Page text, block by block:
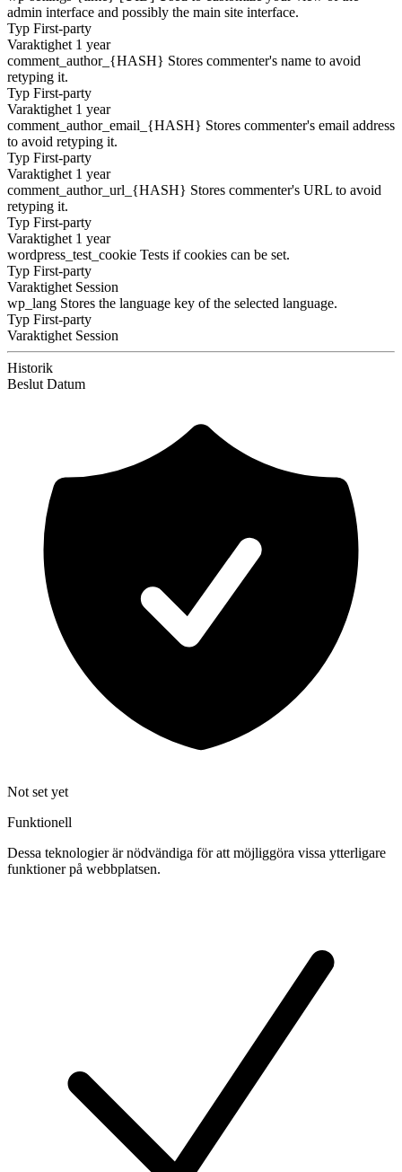
admin interface and possibly the main site interface.
Typ First-party
Varaktighet 1 year
comment_author_{HASH} Stores commenter's name to avoid
retyping it.
Typ First-party
Varaktighet 1 year
comment_author_email_{HASH} Stores commenter's email address
to avoid retyping it.
Typ First-party
Varaktighet 1 year
comment_author_url_{HASH} Stores commenter's URL to avoid
retyping it.
Typ First-party
Varaktighet 1 year
wordpress_test_cookie Tests if cookies can be set.
Typ First-party
Varaktighet Session
wp_lang Stores the language key of the selected language.
Typ First-party
Varaktighet Session
Historik
Beslut Datum
Not set yet
Funktionell
Dessa teknologier är nödvändiga för att möjliggöra vissa ytterligare
funktioner på webbplatsen.